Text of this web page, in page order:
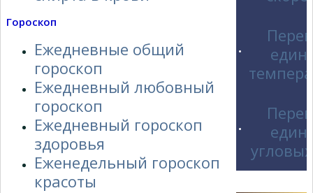
Гороскоп
Ежедневные общий
гороскоп
Ежедневный любовный
гороскоп
Ежедневный гороскоп
здоровья
Еженедельный гороскоп
красоты
•
•
Габаритные огни для грузовиков –